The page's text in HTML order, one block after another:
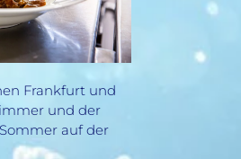
Frankfurt und
und der
auf der